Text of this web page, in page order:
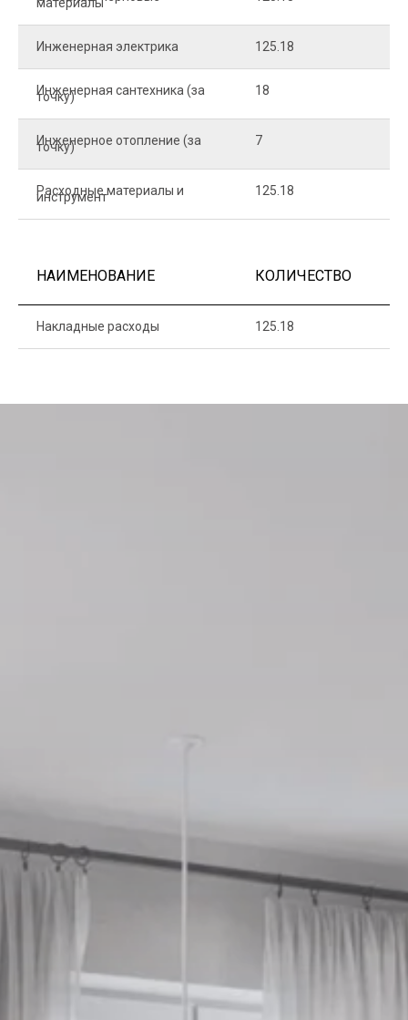
материалы
Инженерная электрика 125.18
Инженерная сантехника (за
точку) 18
Инженерное отопление (за
точку) 7
Расходные материалы и
инструмент 125.18
НАИМЕНОВАНИЕ КОЛИЧЕСТВО
Накладные расходы 125.18